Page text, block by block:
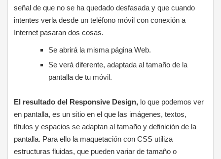
señal de que no se ha quedado desfasada y que cuando
intentes verla desde un teléfono móvil con conexión a
Internet pasaran dos cosas.
Se abrirá la misma página Web.
Se verá diferente, adaptada al tamaño de la
pantalla de tu móvil.
El resultado del Responsive Design, lo que podemos ver
en pantalla, es un sitio en el que las imágenes, textos,
títulos y espacios se adaptan al tamaño y definición de la
pantalla. Para ello la maquetación con CSS utiliza
estructuras fluidas, que pueden variar de tamaño o